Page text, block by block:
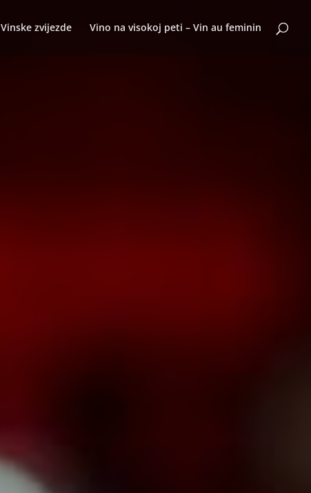
Vinske zvijezde Vino na visokoj peti – Vin au feminin